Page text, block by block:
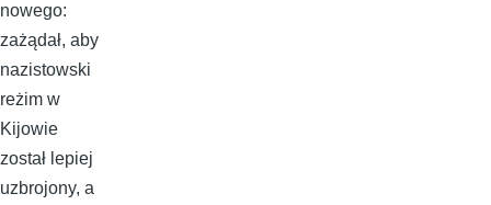
nowego:
zażądał, aby
nazistowski
reżim w
Kijowie
został lepiej
uzbrojony, a